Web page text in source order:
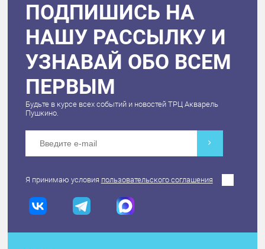
ПОДПИШИСЬ НА
НАШУ РАССЫЛКУ И
УЗНАВАЙ ОБО ВСЕМ
ПЕРВЫМ
Будьте в курсе всех событий и новостей ТРЦ Акварель
Пушкино.
Я принимаю условия пользовательского соглашения